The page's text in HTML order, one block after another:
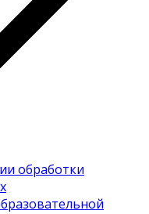
обработки